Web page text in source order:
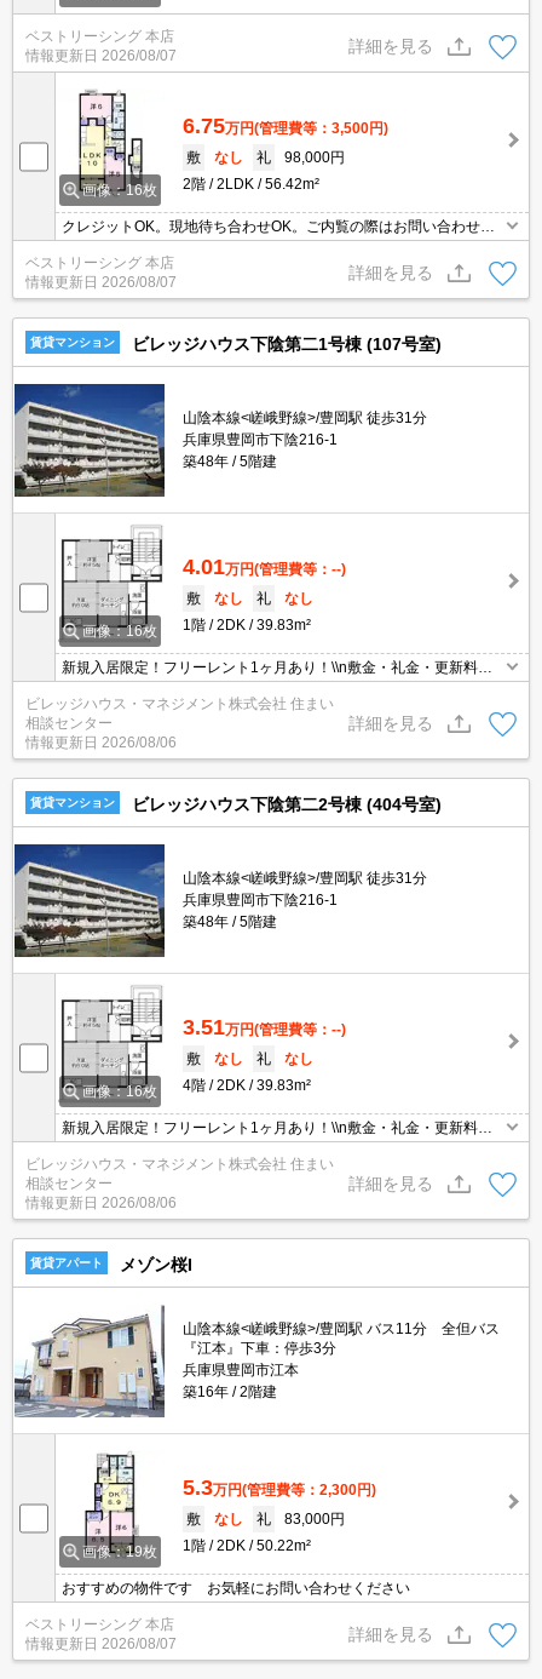
ベストリーシング 本店
情報更新日 2026/08/07
詳細を見る
画像：16枚
6.75万円(管理費等：3,500円)
敷
なし 礼
98,000円
2階
2LDK 56.42m²
クレジットOK。現地待ち合わせOK。ご内覧の際はお問い合わせく
ださい。
ベストリーシング 本店
情報更新日 2026/08/07
詳細を見る
賃貸マンション ビレッジハウス下陰第二1号棟 (107号室)
山陰本線<嵯峨野線>/豊岡駅 徒歩31分
兵庫県豊岡市下陰216-1
築48年
5階建
画像：16枚
4.01万円(管理費等：--)
敷
なし 礼
なし
1階
2DK 39.83m²
新規入居限定！フリーレント1ヶ月あり！\\n敷金・礼金・更新料・
鍵交換代0円！\\n※契約内容や審査の結果、敷金をお預かりする場
合がございます。
ビレッジハウス・マネジメント株式会社 住まい
相談センター
情報更新日 2026/08/06
詳細を見る
賃貸マンション ビレッジハウス下陰第二2号棟 (404号室)
山陰本線<嵯峨野線>/豊岡駅 徒歩31分
兵庫県豊岡市下陰216-1
築48年
5階建
画像：16枚
3.51万円(管理費等：--)
敷
なし 礼
なし
4階
2DK 39.83m²
新規入居限定！フリーレント1ヶ月あり！\\n敷金・礼金・更新料・
鍵交換代0円！\\n※契約内容や審査の結果、敷金をお預かりする場
合がございます。
ビレッジハウス・マネジメント株式会社 住まい
相談センター
情報更新日 2026/08/06
詳細を見る
賃貸アパート メゾン桜I
山陰本線<嵯峨野線>/豊岡駅 バス11分 全但バス
『江本』下車：停歩3分
兵庫県豊岡市江本
築16年
2階建
画像：19枚
5.3万円(管理費等：2,300円)
敷
なし 礼
83,000円
1階
2DK 50.22m²
おすすめの物件です お気軽にお問い合わせください
ベストリーシング 本店
情報更新日 2026/08/07
詳細を見る